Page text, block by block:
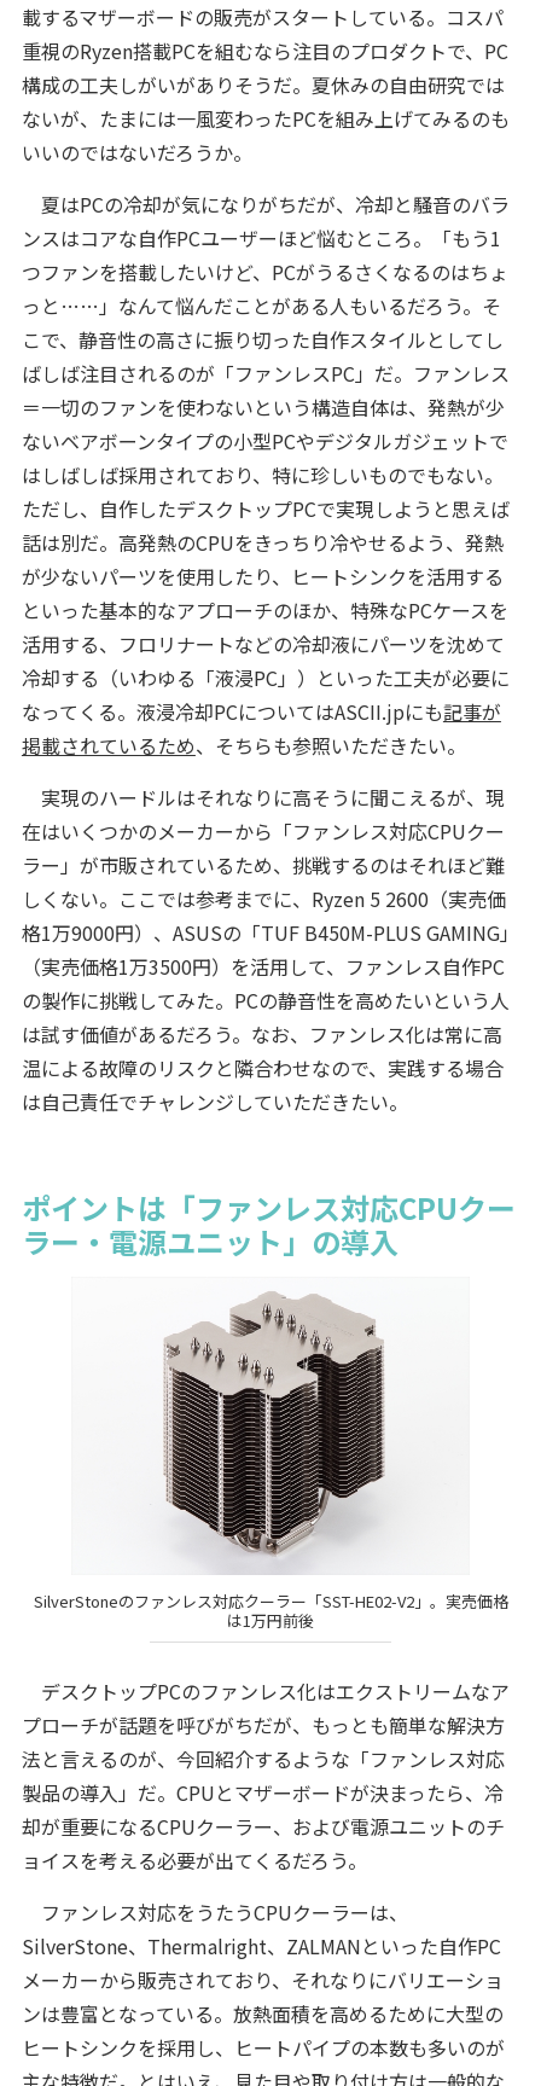
載するマザーボードの販売がスタートしている。コスパ
重視のRyzen搭載PCを組むなら注目のプロダクトで、PC
構成の工夫しがいがありそうだ。夏休みの自由研究では
ないが、たまには一風変わったPCを組み上げてみるのも
いいのではないだろうか。
夏はPCの冷却が気になりがちだが、冷却と騒音のバラ
ンスはコアな自作PCユーザーほど悩むところ。「もう1
つファンを搭載したいけど、PCがうるさくなるのはちょ
っと……」なんて悩んだことがある人もいるだろう。そ
こで、静音性の高さに振り切った自作スタイルとしてし
ばしば注目されるのが「ファンレスPC」だ。ファンレス
＝一切のファンを使わないという構造自体は、発熱が少
ないベアボーンタイプの小型PCやデジタルガジェットで
はしばしば採用されており、特に珍しいものでもない。
ただし、自作したデスクトップPCで実現しようと思えば
話は別だ。高発熱のCPUをきっちり冷やせるよう、発熱
が少ないパーツを使用したり、ヒートシンクを活用する
といった基本的なアプローチのほか、特殊なPCケースを
活用する、フロリナートなどの冷却液にパーツを沈めて
冷却する（いわゆる「液浸PC」）といった工夫が必要に
なってくる。液浸冷却PCについてはASCII.jpにも記事が
掲載されているため、そちらも参照いただきたい。
実現のハードルはそれなりに高そうに聞こえるが、現
在はいくつかのメーカーから「ファンレス対応CPUクー
ラー」が市販されているため、挑戦するのはそれほど難
しくない。ここでは参考までに、Ryzen 5 2600（実売価
格1万9000円）、ASUSの「TUF B450M-PLUS GAMING」
（実売価格1万3500円）を活用して、ファンレス自作PC
の製作に挑戦してみた。PCの静音性を高めたいという人
は試す価値があるだろう。なお、ファンレス化は常に高
温による故障のリスクと隣合わせなので、実践する場合
は自己責任でチャレンジしていただきたい。
ポイントは「ファンレス対応CPUクー
ラー・電源ユニット」の導入
SilverStoneのファンレス対応クーラー「SST-HE02-V2」。実売価格
は1万円前後
デスクトップPCのファンレス化はエクストリームなア
プローチが話題を呼びがちだが、もっとも簡単な解決方
法と言えるのが、今回紹介するような「ファンレス対応
製品の導入」だ。CPUとマザーボードが決まったら、冷
却が重要になるCPUクーラー、および電源ユニットのチ
ョイスを考える必要が出てくるだろう。
ファンレス対応をうたうCPUクーラーは、
SilverStone、Thermalright、ZALMANといった自作PC
メーカーから販売されており、それなりにバリエーショ
ンは豊富となっている。放熱面積を高めるために大型の
ヒートシンクを採用し、ヒートパイプの本数も多いのが